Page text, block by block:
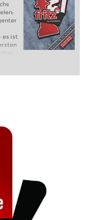
es ist
und